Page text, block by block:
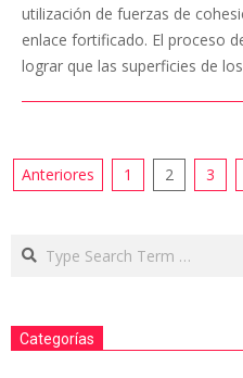
utilización de fuerzas de
enlace fortificado. El proceso
lograr que las superficies de
Anteriores 1 2 3
Categorías